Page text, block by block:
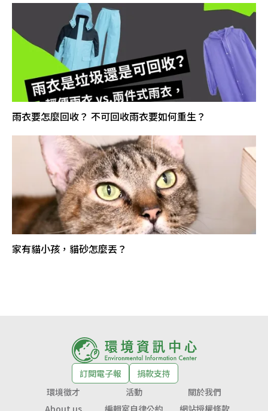
雨衣要怎麼回收？ 不可回收雨衣要如何重生？
家有貓小孩，貓砂怎麼丟？
訂閱電子報
捐款支持
環境徵才
活動
關於我們